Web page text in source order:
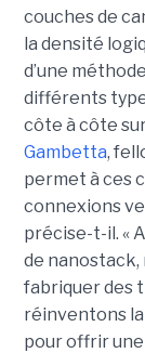
couches de
la densité
d’une
différents
côte à côte
Gambetta,
permet à ces
connexions
précise-t-il. «
de nanostack,
fabriquer des
réinventons
pour offrir